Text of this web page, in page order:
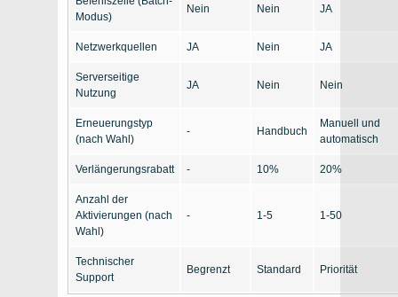
Modus)
Nein Nein JA
Netzwerkquellen JA Nein JA
Serverseitige
Nutzung
JA Nein Nein
Erneuerungstyp
(nach Wahl)
- Handbuch
Manuell und
automatisch
Verlängerungsrabatt - 10% 20%
Anzahl der
Aktivierungen (nach
Wahl)
- 1-5 1-50
Technischer
Support
Begrenzt Standard Priorität